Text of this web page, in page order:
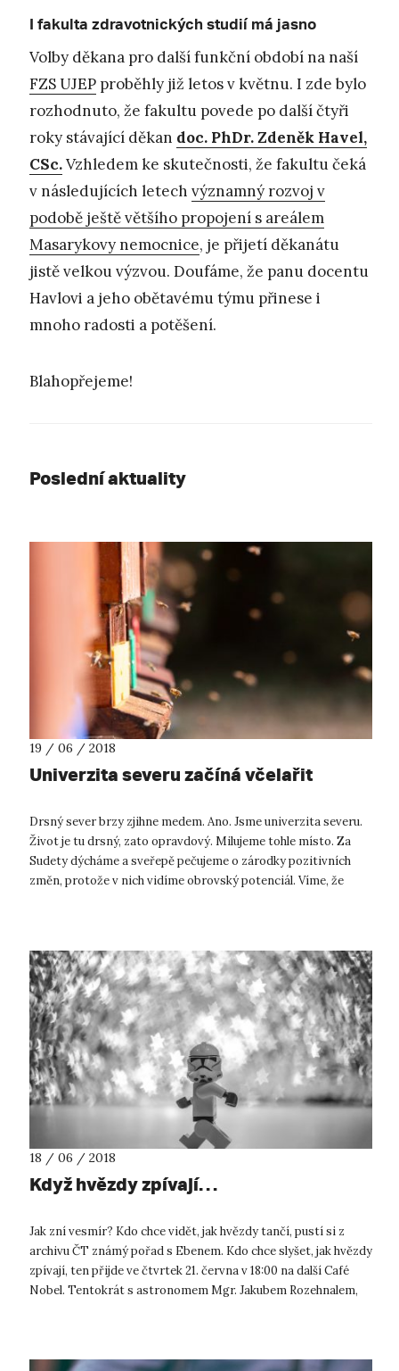
I fakulta zdravotnických studií má jasno
Volby děkana pro další funkční období na naší
FZS UJEP proběhly již letos v květnu. I zde bylo
rozhodnuto, že fakultu povede po další čtyři
roky stávající děkan doc. PhDr. Zdeněk Havel,
CSc.Vzhledem ke skutečnosti, že fakultu čeká
v následujících letech významný rozvoj v
podobě ještě většího propojení s areálem
Masarykovy nemocnice, je přijetí děkanátu
jistě velkou výzvou. Doufáme, že panu docentu
Havlovi a jeho obětavému týmu přinese i
mnoho radosti a potěšení.
Blahopřejeme!
Poslední aktuality
19 / 06 / 2018
Univerzita severu začíná včelařit
Drsný sever brzy zjihne medem. Ano. Jsme univerzita severu.
Život je tu drsný, zato opravdový. Milujeme tohle místo. Za
Sudety dýcháme a sveřepě pečujeme o zárodky pozitivních
změn, protože v nich vidíme obrovský potenciál. Víme, že
18 / 06 / 2018
Když hvězdy zpívají…
Jak zní vesmír? Kdo chce vidět, jak hvězdy tančí, pustí si z
archivu ČT známý pořad s Ebenem. Kdo chce slyšet, jak hvězdy
zpívají, ten přijde ve čtvrtek 21. června v 18:00 na další Café
Nobel. Tentokrát s astronomem Mgr. Jakubem Rozehnalem,